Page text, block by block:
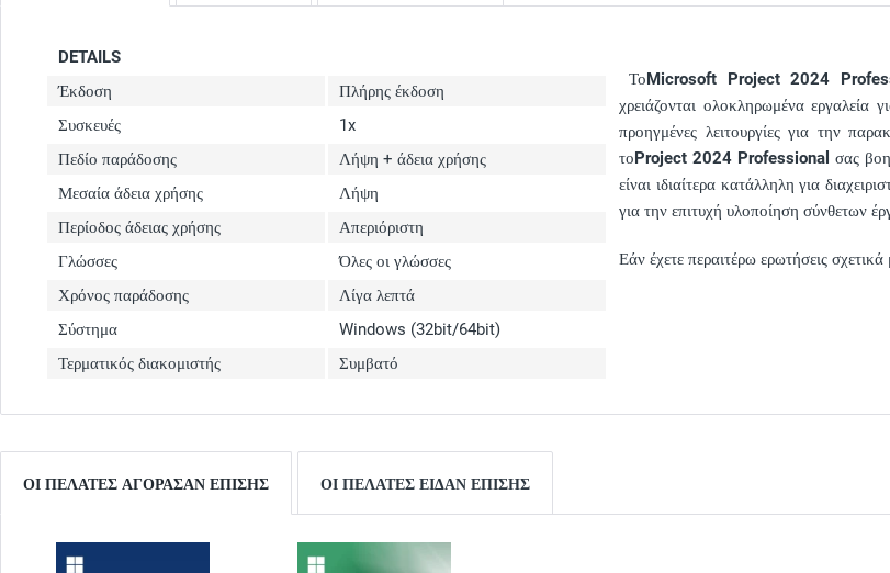
DETAILS
Έκδοση
Πλήρης έκδοση
Συσκευές
1x
Πεδίο παράδοσης
Λήψη + άδεια χρήσης
Μεσαία άδεια χρήσης
Λήψη
Περίοδος άδειας χρήσης
Απεριόριστη
Γλώσσες
Όλες οι γλώσσες
Χρόνος παράδοσης
Λίγα λεπτά
Σύστημα
Windows (32bit/64bit)
Τερματικός διακομιστής
Συμβατό
ΤοMicrosoft Project 2024
χρειάζονται ολοκληρωμένα
προηγμένες λειτουργίες για την
τοProject 2024 Professional σας
είναι ιδιαίτερα κατάλληλη για
για την επιτυχή υλοποίηση σύνθετων
Εάν έχετε περαιτέρω ερωτήσεις
ΟΙ ΠΕΛΆΤΕΣ ΑΓΌΡΑΣΑΝ ΕΠΊΣΗΣ ΟΙ ΠΕΛΆΤΕΣ ΕΊΔΑΝ ΕΠΊΣΗΣ